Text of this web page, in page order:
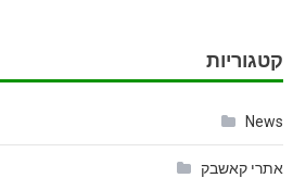
קטגוריות
News
אתרי קאשבק